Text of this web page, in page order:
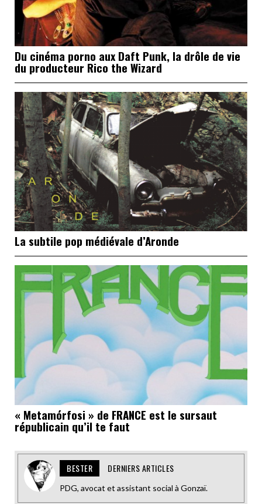
Du cinéma porno aux Daft Punk, la drôle de vie
du producteur Rico the Wizard
La subtile pop médiévale d’Aronde
« Metamórfosi » de FRANCE est le sursaut
républicain qu’il te faut
BESTER DERNIERS ARTICLES
PDG, avocat et assistant social à Gonzaï.